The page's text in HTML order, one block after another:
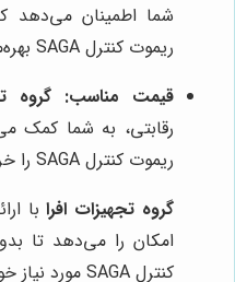
شما اطمینان می‌دهد
ریموت کنترل SAGA بهره‌مند خواهید شد.
قیمت مناسب: گروه
رقابتی، به شما کمک
ریموت کنترل SAGA را خریداری کنید.
گروه تجهیزات افرابا
امکان را می‌دهد تا
کنترل SAGA مورد نیاز خود را خریداری کنید.